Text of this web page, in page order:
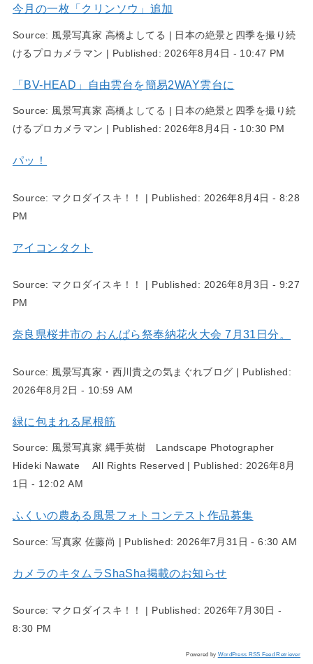
今月の一枚「クリンソウ」追加
Source: 風景写真家 高橋よしてる | 日本の絶景と四季を撮り続
けるプロカメラマン | Published: 2026年8月4日 - 10:47 PM
「BV-HEAD」自由雲台を簡易2WAY雲台に
Source: 風景写真家 高橋よしてる | 日本の絶景と四季を撮り続
けるプロカメラマン | Published: 2026年8月4日 - 10:30 PM
パッ！
Source: マクロダイスキ！！ | Published: 2026年8月4日 - 8:28
PM
アイコンタクト
Source: マクロダイスキ！！ | Published: 2026年8月3日 - 9:27
PM
奈良県桜井市の おんぱら祭奉納花火大会 7月31日分。
Source: 風景写真家・西川貴之の気まぐれブログ | Published:
2026年8月2日 - 10:59 AM
緑に包まれる尾根筋
Source: 風景写真家 縄手英樹 Landscape Photographer
Hideki Nawate All Rights Reserved | Published: 2026年8月
1日 - 12:02 AM
ふくいの農ある風景フォトコンテスト作品募集
Source:写真家 佐藤尚 | Published: 2026年7月31日 - 6:30 AM
カメラのキタムラShaSha掲載のお知らせ
Source: マクロダイスキ！！ | Published: 2026年7月30日 -
8:30 PM
Powered by WordPress RSS Feed Retriever